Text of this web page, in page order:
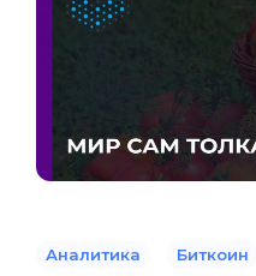
Аналитика Биткоин